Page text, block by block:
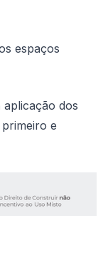
espaços
dos
e